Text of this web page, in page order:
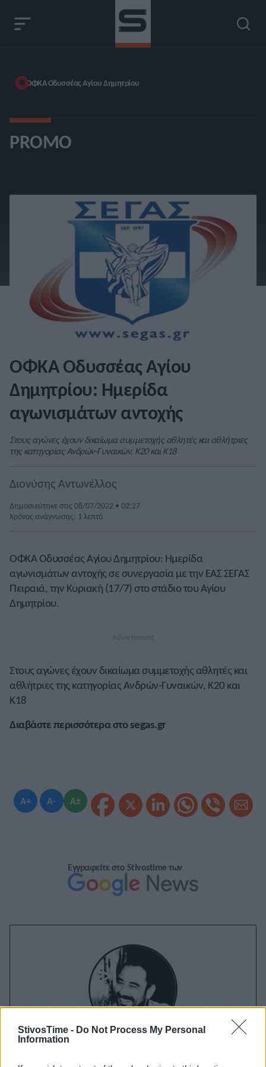
StivosTime - Do Not Process My Personal
Information
ΟΦΚΑ Οδυσσέας Αγίου Δημητρίου
PROMO
ΟΦΚΑ Οδυσσέας Αγίου
Δημητρίου: Ημερίδα
αγωνισμάτων αντοχής
Στους αγώνες έχουν δικαίωμα συμμετοχής αθλητές και αθλήτριες
της κατηγορίας Ανδρών-Γυναικών, Κ20 και Κ18
Διονύσης Αντωνέλλος
Δημοσιεύτηκε στις 08/07/2022 • 02:27
Χρόνος ανάγνωσης: 1 λεπτό
A+ A- A±
ΟΦΚΑ Οδυσσέας Αγίου Δημητρίου: Ημερίδα
αγωνισμάτων αντοχής σε συνεργασία με την ΕΑΣ ΣΕΓΑΣ
Πειραιά, την Κυριακή (17/7) στο στάδιο του Αγίου
Δημητρίου.
Στους αγώνες έχουν δικαίωμα συμμετοχής αθλητές και
αθλήτριες της κατηγορίας Ανδρών-Γυναικών, Κ20 και
Κ18
Διαβάστε περισσότερα στο segas.gr
Εγγραφείτε στο Stivostime των